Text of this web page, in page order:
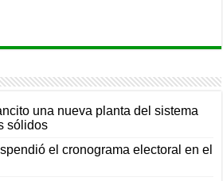
una nueva planta del sistema
sólidos
el cronograma electoral en el